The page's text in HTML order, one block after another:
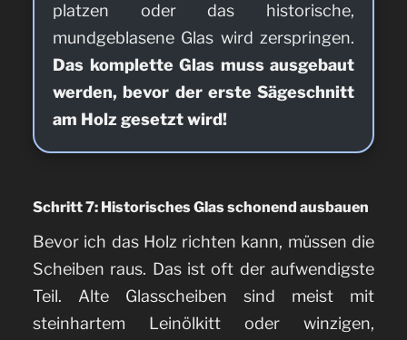
platzen oder das historische,
mundgeblasene Glas wird zerspringen.
Das komplette Glas muss ausgebaut
werden, bevor der erste Sägeschnitt
am Holz gesetzt wird!
Schritt 7: Historisches Glas schonend ausbauen
Bevor ich das Holz richten kann, müssen die
Scheiben raus. Das ist oft der aufwendigste
Teil. Alte Glasscheiben sind meist mit
steinhartem Leinölkitt oder winzigen,